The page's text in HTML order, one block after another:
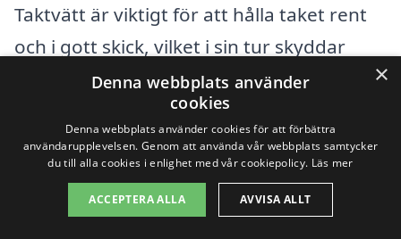
Taktvätt är viktigt för att hålla taket rent
och i gott skick, vilket i sin tur skyddar
hela huset mot väder och slitage. Genom
att kontakta företag i grannstäder kan du
jämföra olika erbjudanden och hitta det
som passar dina behov bäst.
×
Denna webbplats använder
cookies
Denna webbplats använder cookies för att förbättra
användarupplevelsen. Genom att använda vår webbplats samtycker
du till alla cookies i enlighet med vår cookiepolicy. Läs mer
ACCEPTERA ALLA AVVISA ALLT